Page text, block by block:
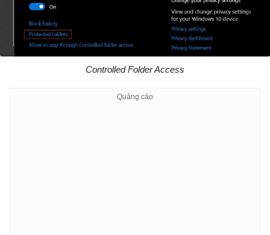
Controlled Folder Access